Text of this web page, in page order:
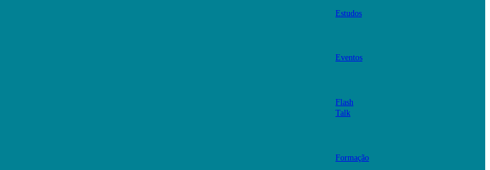
Estudos
Eventos
Flash
Talk
Formação